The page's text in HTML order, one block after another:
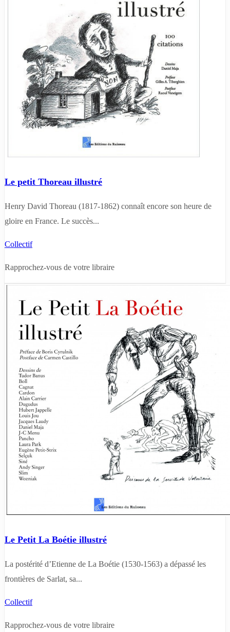
Le petit Thoreau illustré
Henry David Thoreau (1817-1862) connaît encore son heure de
gloire en France. Le succès...
Collectif
Rapprochez-vous de votre libraire
Le Petit La Boétie illustré
La postérité d’Etienne de La Boétie (1530-1563) a dépassé les
frontières de Sarlat, sa...
Collectif
Rapprochez-vous de votre libraire